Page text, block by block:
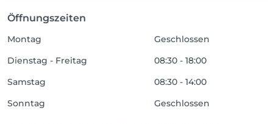
Öffnungszeiten
Montag
Geschlossen
Dienstag - Freitag
08:30 - 18:00
Samstag
08:30 - 14:00
Sonntag
Geschlossen